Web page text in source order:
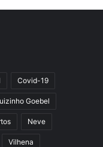
Covid-19
Goebel
Neve
Vilhena